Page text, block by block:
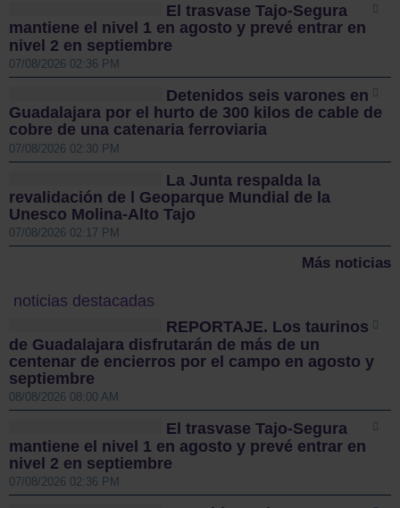
El trasvase Tajo-Segura
mantiene el nivel 1 en agosto y prevé entrar en
nivel 2 en septiembre
07/08/2026 02:36 PM
Detenidos seis varones en
Guadalajara por el hurto de 300 kilos de cable de
cobre de una catenaria ferroviaria
07/08/2026 02:30 PM
La Junta respalda la
revalidación de l Geoparque Mundial de la
Unesco Molina-Alto Tajo
07/08/2026 02:17 PM
Más noticias
noticias destacadas
REPORTAJE. Los taurinos
de Guadalajara disfrutarán de más de un
centenar de encierros por el campo en agosto y
septiembre
08/08/2026 08:00 AM
El trasvase Tajo-Segura
mantiene el nivel 1 en agosto y prevé entrar en
nivel 2 en septiembre
07/08/2026 02:36 PM